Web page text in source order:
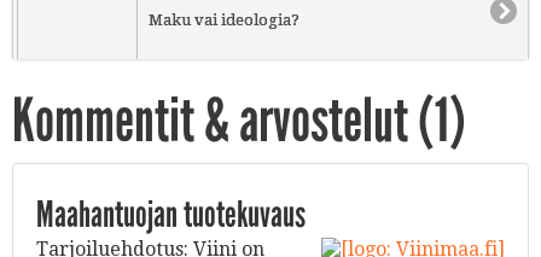
Maku vai ideologia?
Kommentit & arvostelut (1)
Maahantuojan tuotekuvaus
Tarjoiluehdotus: Viini on